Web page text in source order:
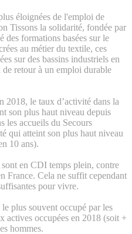
éloignées de l'emploi de
Tissons la solidarité, fondée par
des formations basées sur le
au métier du textile, ces
sur des bassins industriels en
retour à un emploi durable
2018, le taux d’activité dans la
son plus haut niveau depuis
les accueils du Secours
qui atteint son plus haut niveau
10 ans).
en CDI temps plein, contre
France. Cela ne suffit cependant
pour vivre.
plus souvent occupé par les
actives occupées en 2018 (soit +
hommes.